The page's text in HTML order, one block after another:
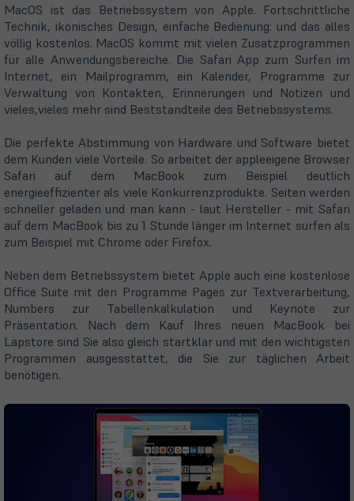
MacOS ist das Betriebssystem von Apple. Fortschrittliche
Technik, ikonisches Design, einfache Bedienung: und das alles
völlig kostenlos. MacOS kommt mit vielen Zusatzprogrammen
für alle Anwendungsbereiche. Die Safari App zum Surfen im
Internet, ein Mailprogramm, ein Kalender, Programme zur
Verwaltung von Kontakten, Erinnerungen und Notizen und
vieles,vieles mehr sind Beststandteile des Betriebssystems.
Die perfekte Abstimmung von Hardware und Software bietet
dem Kunden viele Vorteile. So arbeitet der appleeigene Browser
Safari auf dem MacBook zum Beispiel deutlich
energieeffizienter als viele Konkurrenzprodukte. Seiten werden
schneller geladen und man kann - laut Hersteller - mit Safari
auf dem MacBook bis zu 1 Stunde länger im Internet surfen als
zum Beispiel mit Chrome oder Firefox.
Neben dem Betriebssystem bietet Apple auch eine kostenlose
Office Suite mit den Programme Pages zur Textverarbeitung,
Numbers zur Tabellenkalkulation und Keynote zur
Präsentation. Nach dem Kauf Ihres neuen MacBook bei
Lapstore sind Sie also gleich startklar und mit den wichtigsten
Programmen ausgesstattet, die Sie zur täglichen Arbeit
benötigen.